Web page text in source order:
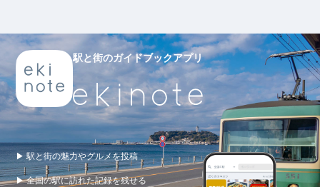
駅と街のガイドブックアプリ
▶ 駅と街の魅力やグルメを投稿
▶ 全国の駅に訪れた記録を残せる